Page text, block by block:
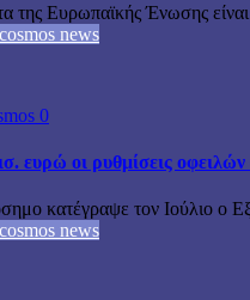
της Ευρωπαϊκής Ένωσης
news
0
ευρώ οι ρυθμίσεις
κατέγραψε τον Ιούλιο ο
news